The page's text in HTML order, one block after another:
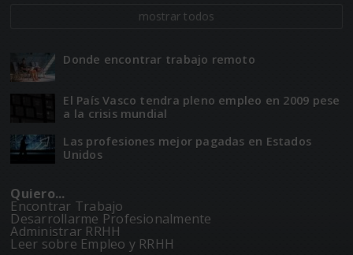
mostrar todos
Donde encontrar trabajo remoto
El Paí­­s Vasco tendra pleno empleo en 2009 pese
a la crisis mundial
Las profesiones mejor pagadas en Estados
Unidos
Quiero...
Encontrar Trabajo
Desarrollarme Profesionalmente
Administrar RRHH
Leer sobre Empleo y RRHH